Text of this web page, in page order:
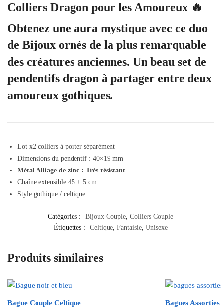
Colliers Dragon pour les Amoureux 🔥
Obtenez une aura mystique avec ce duo
de Bijoux ornés de la plus remarquable
des créatures anciennes. Un beau set de
pendentifs dragon à partager entre deux
amoureux gothiques.
Lot x2 colliers à porter séparément
Dimensions du pendentif : 40×19 mm
Métal Alliage de zinc : Très résistant
Chaîne extensible 45 + 5 cm
Style gothique / celtique
Catégories : Bijoux Couple, Colliers Couple
Étiquettes :
Celtique, Fantaisie, Unisexe
Produits similaires
Bague Couple Celtique Bagues